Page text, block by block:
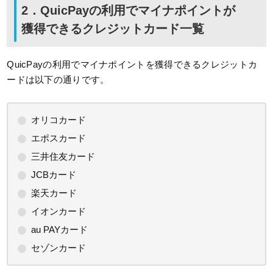
2．QuicPayの利用でマイナポイントが
獲得できるクレジットカード一覧
QuicPayの利用でマイナポイントを獲得できるクレジットカ
ードは以下の通りです。
オリコカード
エポスカード
三井住友カード
JCBカード
楽天カード
イオンカード
au PAYカード
セゾンカード